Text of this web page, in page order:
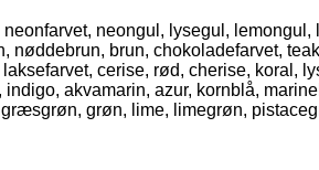
neongul, lysegul,
nøddebrun, brun, chokoladefarvet,
cerise, rød, cherise, koral,
akvamarin, azur, kornblå,
grøn, lime, limegrøn,